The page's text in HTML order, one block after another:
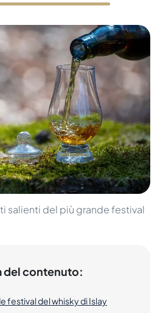
salienti del più grande festival
del contenuto:
festival del whisky di Islay